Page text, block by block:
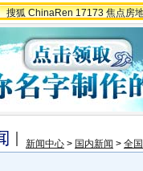
搜狐 ChinaRen 17173 焦点房
新闻中心 > 国内新闻 > 全